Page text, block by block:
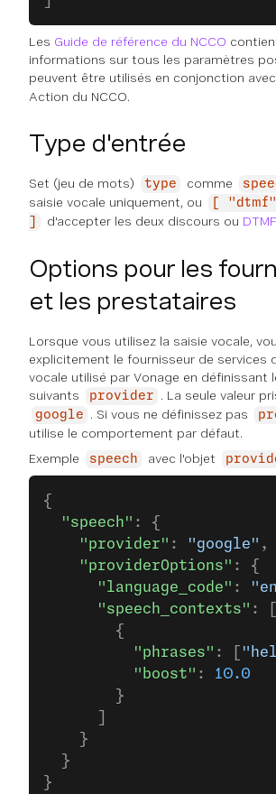
Les Guide de référence du NCCO
informations sur tous les paramètres
peuvent être utilisés en conjonction avec
Action du NCCO.
Type d'entrée
Set (jeu de mots) type comme
saisie vocale uniquement, ou
[
d'accepter les deux discours ou DTMF
Options pour les
et les prestataires
Lorsque vous utilisez la saisie vocale,
explicitement le fournisseur de services
vocale utilisé par Vonage en définissant
suivants
provider . La seule valeur
google . Si vous ne définissez pas
utilise le comportement par défaut.
Exemple
speech avec l'objet
{
  "speech"
: {
    "provider"
: "google" ,
    "providerOptions"
: {
      "language_code"
:
      "speech_contexts"
: [
        {
          "phrases"
: [
          "boost"
: 10.0
        }
    }
  }
}